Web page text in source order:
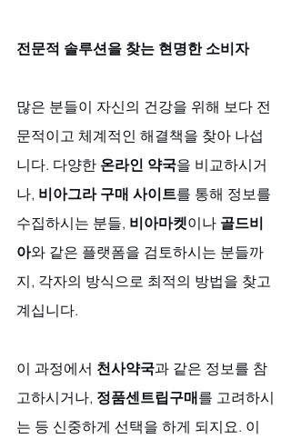
전문적 솔루션을 찾는 현명한 소비자
많은 분들이 자신의 건강을 위해 보다 전
문적이고 체계적인 해결책을 찾아 나섭
니다. 다양한 온라인 약국을 비교하시거
나, 비아그라 구매 사이트를 통해 정보를
수집하시는 분들, 비아마켓이나 골드비
아와 같은 플랫폼을 검토하시는 분들까
지, 각자의 방식으로 최적의 방법을 찾고
계십니다.
이 과정에서 천사약국과 같은 정보를 참
고하시거나, 정품센트립구매를 고려하시
는 등 신중하게 선택을 하게 되지요. 이